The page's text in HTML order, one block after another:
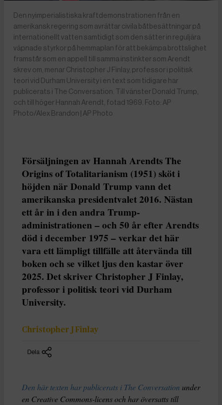
Den nyimperialistiska kraftdemonstrationen från en
amerikansk regering som avrättar civila båtbesättningar på
internationellt vatten samtidigt som den sätter in reguljära
väpnade styrkor på hemmaplan för att bekämpa brottslighet
framstår som en appell till samma instinkter som Arendt
skrev om, menar Christopher J Finlay, professor i politisk
teori vid Durham University i en text som tidigare har
publicerats i The Conversation. Till vänster Donald Trump,
och till höger Hannah Arendt, fotad 1969. Foto: AP
Photo/Alex Brandon | AP Photo
Försäljningen av Hannah Arendts The
Origins of Totalitarianism (1951) sköt i
höjden när Donald Trump vann det
amerikanska presidentvalet 2016. Nästan
ett år in i den andra Trump-
administrationen – och 50 år efter Arendts
död i december 1975 – verkar det här
vara ett lämpligt tillfälle att återvända till
boken och se vilket ljus den kastar över
2025. Det skriver Christopher J Finlay,
professor i politisk teori vid Durham
University.
Christopher J Finlay
Dela
Den här texten har publicerats i The Conversation under
en Creative Commons-licens och har översatts till